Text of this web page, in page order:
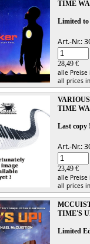
TIME
Limited to
Art.-Nr.:
28,49 €
alle
all prices
TIME
Last copy
Art.-Nr.:
23,49 €
alle
all prices
TIME'S
Limited